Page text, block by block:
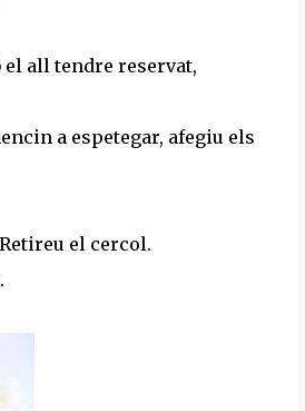
all tendre reservat,
a espetegar, afegiu els
el cercol.